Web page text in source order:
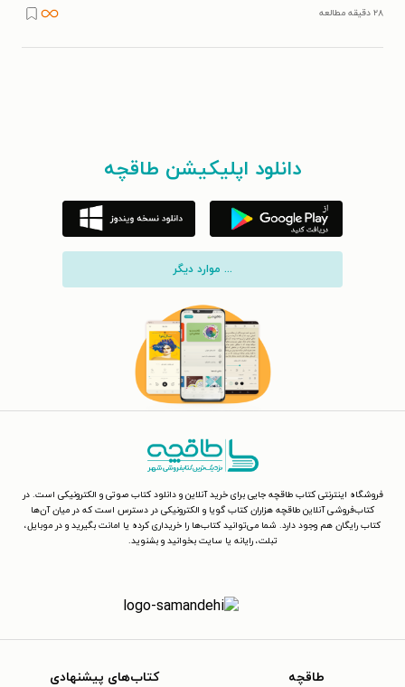
۲۸ دقیقه مطالعه
دانلود اپلیکیشن طاقچه
... موارد دیگر
فروشگاه اینترنتی کتاب طاقچه جایی برای خرید آنلاین و دانلود کتاب صوتی و الکترونیکی است. در
کتاب‌فروشی آنلاین طاقچه هزاران کتاب گویا و الکترونیکی در دسترس است که در میان آن‌ها
کتاب رایگان هم وجود دارد. شما می‌توانید کتاب‌ها را خریداری کرده یا امانت بگیرید و در موبایل،
تبلت، رایانه یا سایت بخوانید و بشنوید.
طاقچه کتاب‌های پیشنهادی